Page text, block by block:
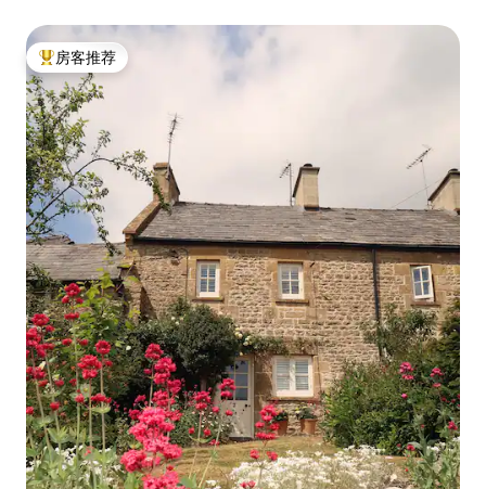
热门「房客推荐」
房客推荐